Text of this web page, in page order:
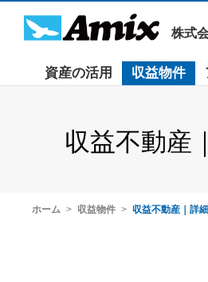
株式
資産の活用 収益物件
収益不動産
ホーム 収益物件 収益不動産｜詳細